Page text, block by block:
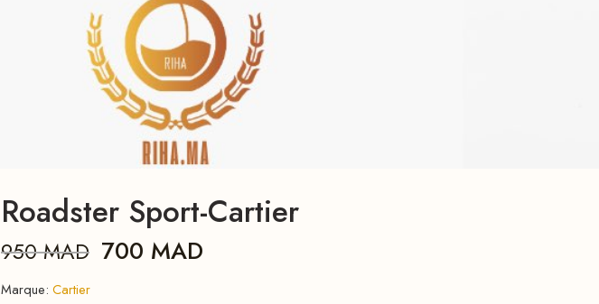
Roadster Sport-Cartier
950MAD 700 MAD
Marque: Cartier